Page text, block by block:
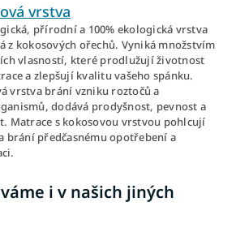
vrstva
přírodní a 100% ekologická vrstva
z kokosových ořechů. Vyniká množstvím
vlasností, které prodlužují životnost
a zlepšují kvalitu vašeho spánku.
vrstva brání vzniku roztočů a
dodává prodyšnost, pevnost a
Matrace s kokosovou vrstvou pohlcují
brání předčasnému opotřebení a
i v našich jiných